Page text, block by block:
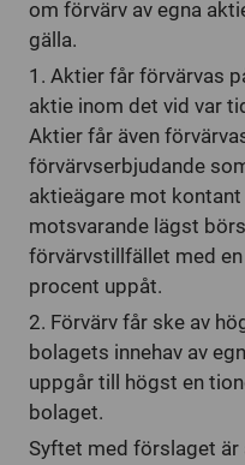
om förvärv av egna
gälla.
1. Aktier får förvärvas
aktie inom det vid var
Aktier får även
förvärvserbjudande
aktieägare mot
motsvarande lägst
förvärvstillfället med
procent uppåt.
2. Förvärv får ske av
bolagets innehav av
uppgår till högst en
bolaget.
Syftet med förslaget
what you have